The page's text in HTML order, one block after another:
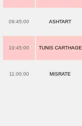
09:45:00 ASHTART
10:45:00 TUNIS CARTHAGE
11:00:00 MISRATE